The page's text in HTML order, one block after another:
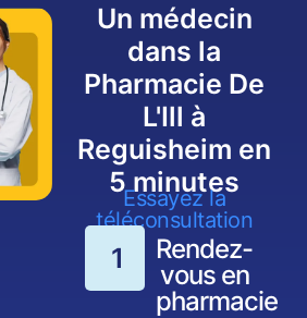
Un médecin
dans la
Pharmacie De
L'Ill à
Reguisheim en
5 minutes
Essayez la
téléconsultation
1
Rendez-
vous en
pharmacie